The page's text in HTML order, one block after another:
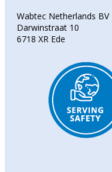
Wabtec Netherlands BV
Darwinstraat 10
6718 XR Ede